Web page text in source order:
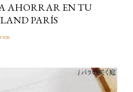
AHORRAR EN TU
PARÍS